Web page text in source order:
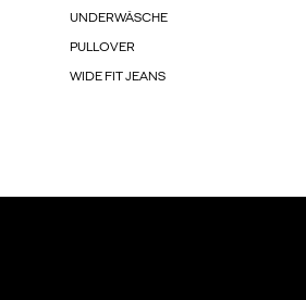
UNDERWÄSCHE
PULLOVER
WIDE FIT JEANS